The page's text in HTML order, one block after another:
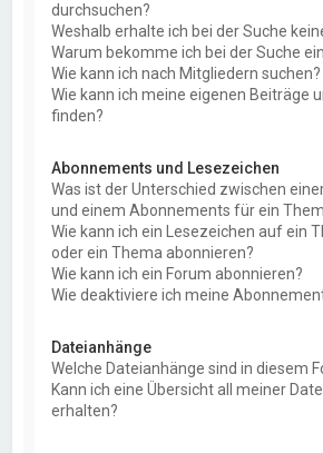
durchsuchen?
Weshalb erhalte ich bei der Suche
Warum bekomme ich bei der Suche
Wie kann ich nach Mitgliedern suchen?
Wie kann ich meine eigenen Beiträge
finden?
Abonnements und Lesezeichen
Was ist der Unterschied zwischen
und einem Abonnements für ein
Wie kann ich ein Lesezeichen auf ein
oder ein Thema abonnieren?
Wie kann ich ein Forum abonnieren?
Wie deaktiviere ich meine
Dateianhänge
Welche Dateianhänge sind in diesem
Kann ich eine Übersicht all meiner
erhalten?